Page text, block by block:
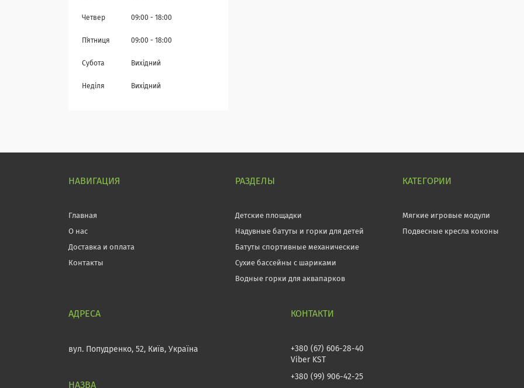
Четвер 09:00 18:00
Пʼятниця 09:00 18:00
Субота Вихідний
Неділя Вихідний
НАВИГАЦИЯ
Главная
О нас
Доставка и оплата
Контакты
РАЗДЕЛЫ
Детские площадки
Надувные батуты и горки для детей
Батуты спортивные механические
Сухие бассейны с шариками
Водные горки для аквапарков
КАТЕГОРИИ
Мягкие игровые модули
Подвесные кресла коконы
вул. Попудренко, 52, Київ, Україна
+380 (67) 606-28-40
Viber KST
+380 (99) 906-42-25